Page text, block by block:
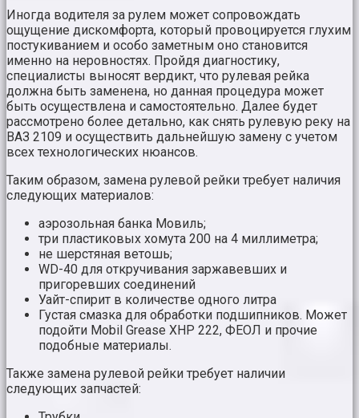
Иногда водителя за рулем может сопровождать
ощущение дискомфорта, который провоцируется глухим
постукиванием и особо заметным оно становится
именно на неровностях. Пройдя диагностику,
специалисты выносят вердикт, что рулевая рейка
должна быть заменена, но данная процедура может
быть осуществлена и самостоятельно. Далее будет
рассмотрено более детально, как снять рулевую реку на
ВАЗ 2109 и осуществить дальнейшую замену с учетом
всех технологических нюансов.
Таким образом, замена рулевой рейки требует наличия
следующих материалов:
аэрозольная банка Мовиль;
три пластиковых хомута 200 на 4 миллиметра;
не шерстяная ветошь;
WD-40 для откручивания заржавевших и
пригоревших соединений
Уайт-спирит в количестве одного литра
Густая смазка для обработки подшипников. Может
подойти Mobil Grease XHP 222, ФЕОЛ и прочие
подобные материалы.
Также замена рулевой рейки требует наличии
следующих запчастей: